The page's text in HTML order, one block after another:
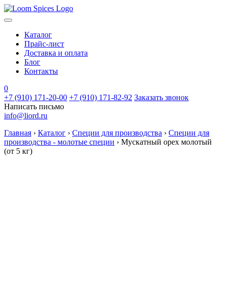
Каталог
Прайс-лист
Доставка и оплата
Блог
Контакты
0
+7 (910) 171-20-00 +7 (910) 171-82-92 Заказать звонок
Написать письмо
info@liord.ru
Главная › Каталог › Специи для производства › Специи для
производства - молотые специи › Мускатный орех молотый
(от 5 кг)